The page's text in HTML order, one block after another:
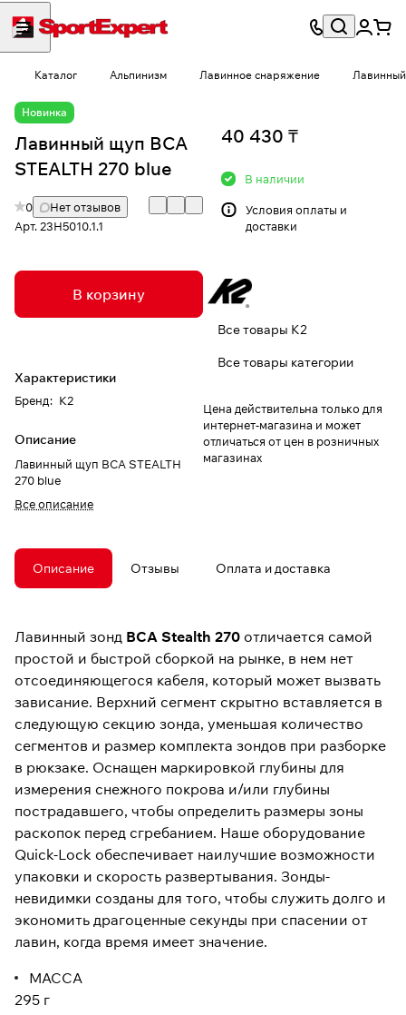
Каталог Альпинизм Лавинное снаряжение
Новинка
Лавинный щуп BCA
STEALTH 270 blue
0
Нет отзывов
Арт.23H5010.1.1
В корзину
Характеристики
Бренд: K2
Описание
Лавинный щуп BCA STEALTH
270 blue
Все описание
40 430 ₸
В наличии
Условия оплаты и
доставки
Все товары K2
Все товары категории
Цена действительна только для
интернет-магазина и может
отличаться от цен в розничных
магазинах
Описание Отзывы Оплата и доставка
Лавинный зонд BCA Stealth 270 отличается самой
простой и быстрой сборкой на рынке, в нем нет
отсоединяющегося кабеля, который может вызвать
зависание. Верхний сегмент скрытно вставляется в
следующую секцию зонда, уменьшая количество
сегментов и размер комплекта зондов при разборке
в рюкзаке. Оснащен маркировкой глубины для
измерения снежного покрова и/или глубины
пострадавшего, чтобы определить размеры зоны
раскопок перед сгребанием. Наше оборудование
Quick-Lock обеспечивает наилучшие возможности
упаковки и скорость развертывания. Зонды-
невидимки созданы для того, чтобы служить долго и
экономить драгоценные секунды при спасении от
лавин, когда время имеет значение.
МАССА
295 г